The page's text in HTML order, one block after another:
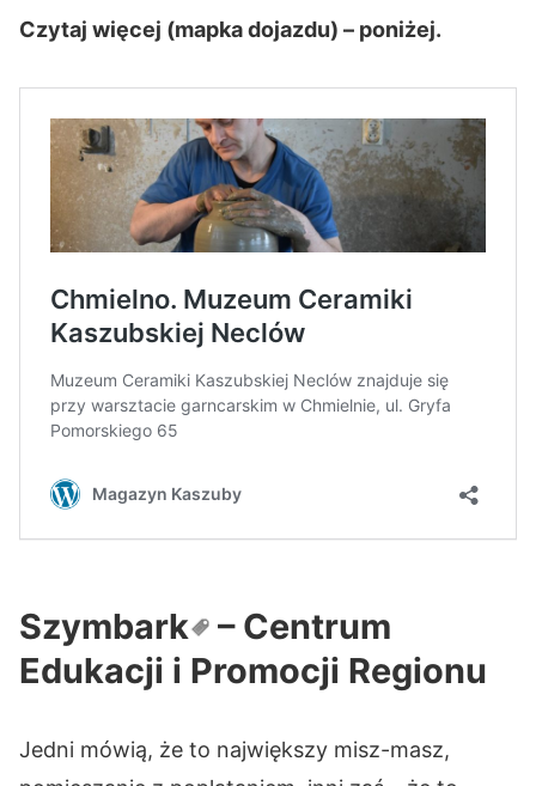
Czytaj więcej (mapka dojazdu) – poniżej.
Szymbark
– Centrum
Edukacji i Promocji Regionu
Jedni mówią, że to największy misz-masz,